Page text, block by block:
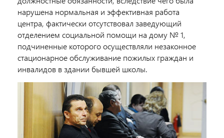
нарушена нормальная и эффективная работа
центра, фактически отсутствовал заведующий
отделением социальной помощи на дому № 1,
подчиненные которого осуществляли незаконное
стационарное обслуживание пожилых граждан и
инвалидов в здании бывшей школы.